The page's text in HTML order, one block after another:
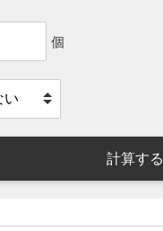
個
計算する